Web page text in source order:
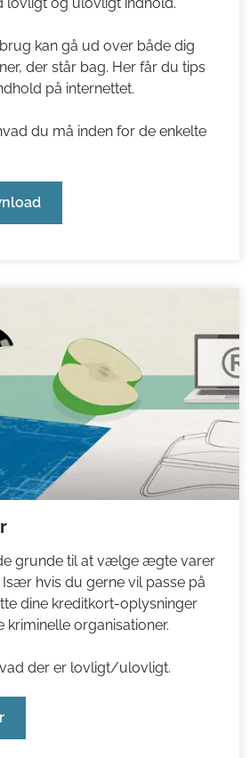
der står bag. Her får du tips
du må inden for de enkelte
grunde til at vælge ægte varer
hvis du gerne vil passe på
kriminelle organisationer.
der er lovligt/ulovligt.